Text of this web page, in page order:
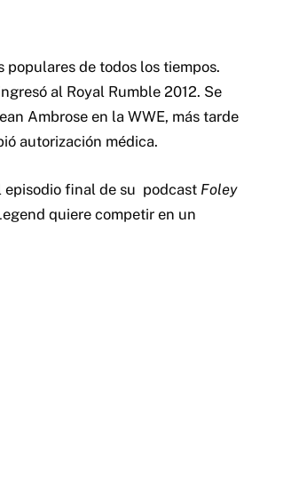
populares de todos los tiempos.
al Royal Rumble 2012. Se
Ambrose en la WWE, más tarde
autorización médica.
episodio final de su podcast Foley
quiere competir en un